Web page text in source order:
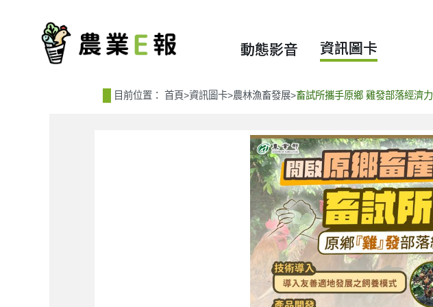
動態影音 資訊圖卡
目前位置： 首頁>資訊圖卡>農林漁畜發展>畜試所攜手原鄉 雞發部落經濟力